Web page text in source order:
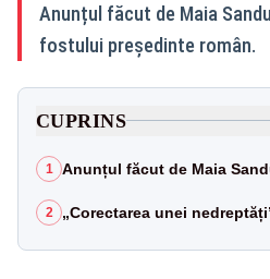
Anunțul făcut de Maia
fostului președinte român.
CUPRINS
1 Anunțul făcut de Maia
2 „Corectarea unei